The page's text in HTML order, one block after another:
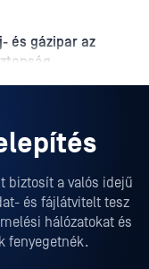
és gázipar az
biztosít a valós idejű
és fájlátvitelt tesz
hálózatokat és
fenyegetnék.